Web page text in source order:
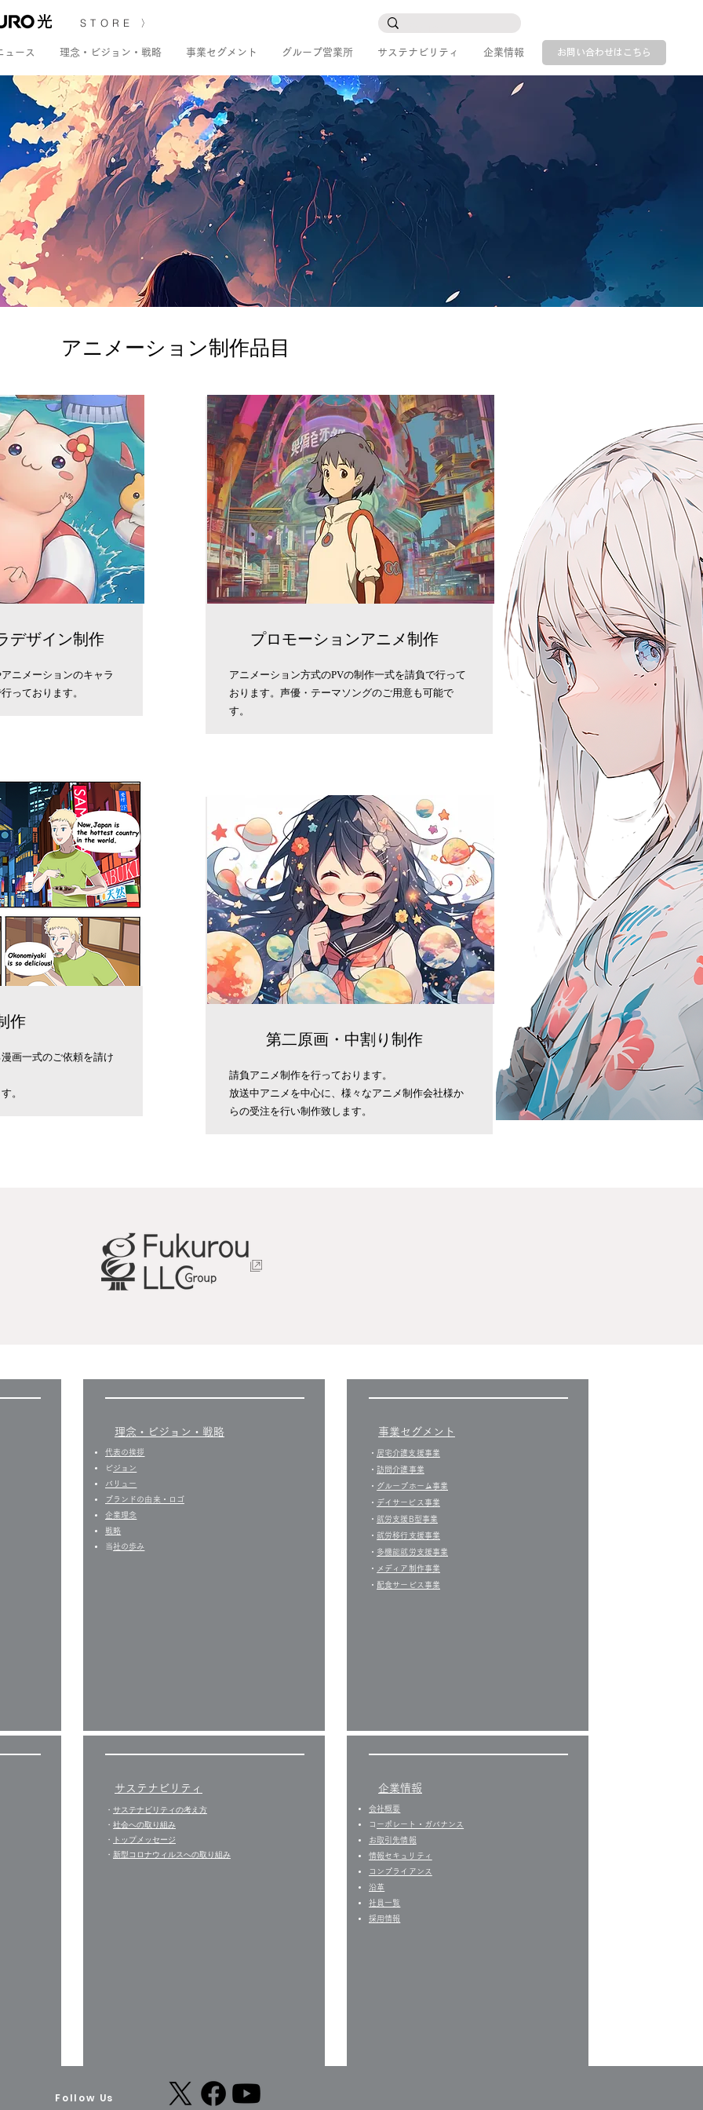
STORE 〉
ュース 理念・ビジョン・戦略 事業セグメント グループ営業所 サステナビリティ 企業情報 お問い合わせはこちら
アニメーション制作品目
デザイン制作
ニメーションのキャラ
っております。
作
画一式のご依頼を請け
。
プロモーションアニメ制作
アニメーション方式のPVの制作一式を請負で行って
おります。声優・テーマソングのご用意も可能で
す。
​第二原画・中割り制作
請負アニメ制作を行っております。
​放送中アニメを中心に、様々なアニメ制作会社様か
らの受注を行い制作致します。
​理念・ビジョン・戦略
代表の挨拶
​ビジョン
バリュー
​ブランドの由来・ロゴ
企業理念
戦略
​当社の歩み
サステナビリティ
・ サステナビリティの考え方
・ 社会への取り組み
・ トップメッセージ
​・ 新型コロナウィルスへの取り組み
事業セグメント
​・ 居宅介護支援事業​
・ 訪問介護事業
・ グループホーム事業
​・ デイサービス事業
・ 就労支援B型事業
・ 就労移行支援事業
・ 多機能就労支援事業
・ メディア制作事業
・ 配食サービス事業
企業情報
会社概要
​ コーポレート・ガバナンス
お取引先情報
​情報セキュリティ
コンプライアンス
沿革
社員一覧
​採用情報
Follow Us